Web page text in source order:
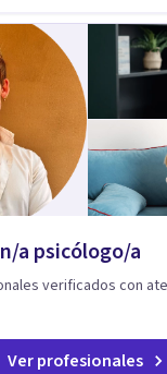
destacadas en el
la
en
acompañando
se diferencia por
trabaja la raíz que lo
en tres niveles:
reprocesamiento de
cognitiva
la Dra. Sandra
opciones para
interno, cambias
a psicólogo/a
verificados con
Ver profesionales